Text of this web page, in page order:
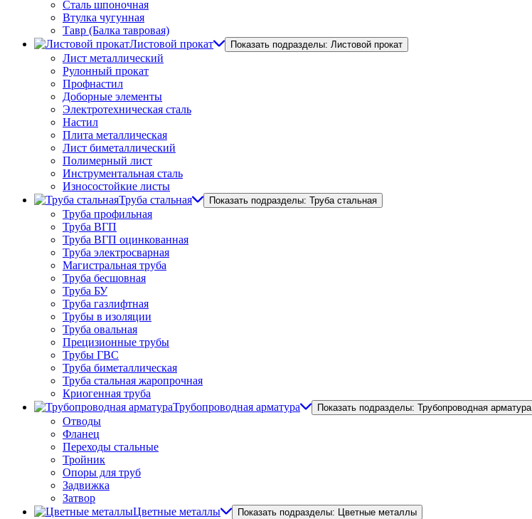
Сталь шпоночная
Втулка чугунная
Тавр (Балка тавровая)
Листовой прокат
Показать подразделы: Листовой прокат
Лист металлический
Рулонный прокат
Профнастил
Доборные элементы
Электротехническая сталь
Настил
Плита металлическая
Лист биметаллический
Полимерный лист
Инструментальная сталь
Износостойкие листы
Труба стальная
Показать подразделы: Труба стальная
Труба профильная
Труба ВГП
Труба ВГП оцинкованная
Труба электросварная
Магистральная труба
Труба бесшовная
Труба БУ
Труба газлифтная
Трубы в изоляции
Труба овальная
Прецизионные трубы
Трубы ГВС
Труба биметаллическая
Труба стальная жаропрочная
Криогенная труба
Трубопроводная арматура
Показать подразделы: Трубопроводная арматура
Отводы
Фланец
Переходы стальные
Тройник
Опоры для труб
Задвижка
Затвор
Цветные металлы
Показать подразделы: Цветные металлы